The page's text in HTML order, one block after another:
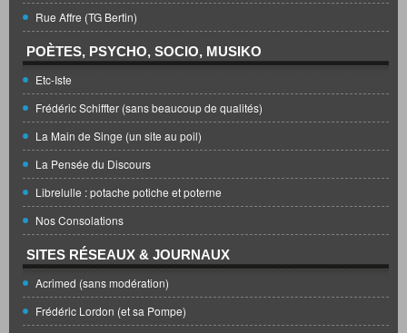
Rue Affre (TG Bertin)
POÈTES, PSYCHO, SOCIO, MUSIKO
Etc-Iste
Frédéric Schiffter (sans beaucoup de qualités)
La Main de Singe (un site au poil)
La Pensée du Discours
Librelulle : potache potiche et poterne
Nos Consolations
SITES RÉSEAUX & JOURNAUX
Acrimed (sans modération)
Frédéric Lordon (et sa Pompe)